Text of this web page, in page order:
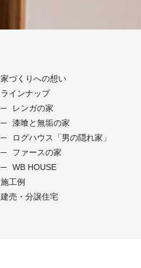
家づくりへの想い
ラインナップ
レンガの家
漆喰と無垢の家
ログハウス「男の隠れ家」
ファースの家
WB HOUSE
施工例
建売・分譲住宅